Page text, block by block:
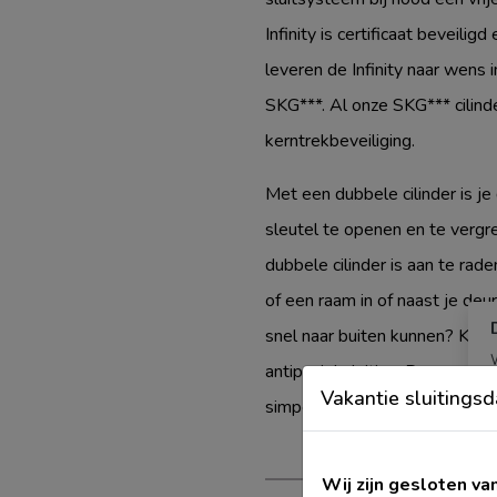
Infinity is certificaat beveiligd
leveren de Infinity naar wens
SKG***. Al onze SKG***
kerntrekbeveiliging.
Met een dubbele cilinder is
sleutel te openen en te
dubbele cilinder is aan te
of een raam in of naast je
snel naar buiten kunnen?
antipanieksluiting. Daarmee
simpelweg op door de
Vakantie
Wij zijn gesloten